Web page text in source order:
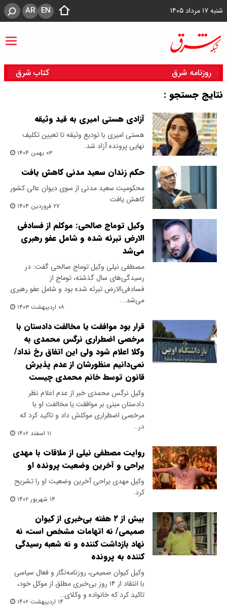
شنبه ۱۷ مرداد ۱۴۰۵ EN
AR
روزنامه شرق کتاب شرق
نتایج جستجو :
آزادی هستی امیری به قید وثیقه
هستی امیری با تودیع وثیقه تا تعیین تکلیف
نهایی پرونده آزاد شد.
۰۳ بهمن ۱۴۰۴
حکم زندان سعید مدنی کاهش یافت
محکومیت سعید مدنی از سوی دیوان عالی کشور
کاهش یافت
۲۷ فروردین ۱۴۰۴
وکیل توماج صالحی: موکلم از فسادفی
الارض تبرئه شده و شامل عفو رهبری
می‌شد
مصطفی نیلی وکیل توماج صالحی گفت: در
رسیدگی‌های سال گذشته، توماج از
فسادفی‌الارض تبرئه شده بود و شامل عفو رهبری
می‌شد.…
۰۸ اردیبهشت ۱۴۰۳
قرار بود موافقت یا مخالفت دادستان با
مرخصی اضطراری نرگس محمدی به
وکلا اعلام شود ولی این اتفاق رخ نداد/
نمی‌دانیم منظورشان از عدم پذیرش
قانون توسط خانم محمدی چیست
وکیل نرگس محمدی خبر از عدم اعلام نظر
دادستان مبنی بر موافقت یا مخالفت او با
مرخصی اضطراری موکلش داد و تاکید کرد که
در…
۱۱ اسفند ۱۴۰۲
روایت مصطفی نیلی از ملاقات با مهدی
یراحی و آخرین وضعیت پرونده او
وکیل مهدی یراحی آخرین وضعیت او را تشریح
کرد.
۱۴ شهریور ۱۴۰۲
بیش از ۲ هفته بی‌خبری از کیوان
صمیمی/ نه اتهامات مشخص است، نه
نهاد بازداشت کننده و نه شعبه رسیدگی
کننده به پرونده
وکیل کیوان صمیمی، روزنامه‌نگار و فعال سیاسی
با انتقاد از ۱۴ روز بی‌خبری مطلق از موکل خود،
تاکید کرد که خانواده و وکلای…
۱۴ اردیبهشت ۱۴۰۲